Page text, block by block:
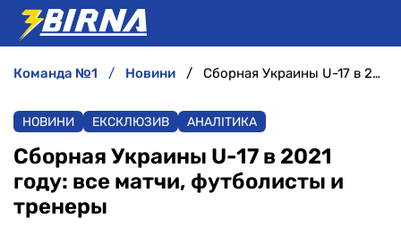
АНАЛІТИКА
ІНТЕРВ'Ю
команда №1 новини Сборная Украины U-17 в 2021 году: все матчи, футболисты и тренеры
НОВИНИ ЕКСКЛЮЗИВ АНАЛІТИКА
Сборная Украины U-17 в 2021
году: все матчи, футболисты и
тренеры